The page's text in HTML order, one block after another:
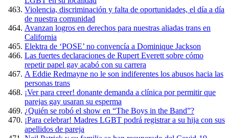
Violencia, discriminación y falta de oportunidades, el día a día
de nuestra comunidad
Avanzan logros en derechos para nuestras aliadas trans en
California
Elektra de ‘POSE’ no convencía a Dominique Jackson
Las fuertes declaraciones de Rupert Everett sobre cómo
repetir papel gay acabó con su carrera
A Eddie Redmayne no le son indiferentes los abusos hacia las
personas trans
¡Ver para creer! donante demanda a clínica por permitir que
parejas gay usaran su esperma
¿Quién se robó el show en “The Boys in the Band”?
¡Para celebrar! Madres LGBT podrá registrar a su hija con sus
apellidos de pareja